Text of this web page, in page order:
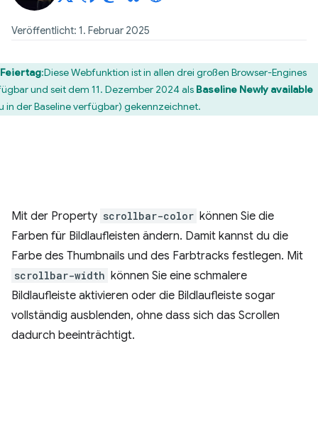
Veröffentlicht: 1. Februar 2025
Feiertag:Diese Webfunktion ist in allen drei großen Browser-Engines
und seit dem 11. Dezember 2024 als Baseline Newly available
in der Baseline verfügbar) gekennzeichnet.
Mit der Property scrollbar-color können Sie die
Farben für Bildlaufleisten ändern. Damit kannst du die
Farbe des Thumbnails und des Farbtracks festlegen. Mit
scrollbar-width können Sie eine schmalere
Bildlaufleiste aktivieren oder die Bildlaufleiste sogar
vollständig ausblenden, ohne dass sich das Scrollen
dadurch beeinträchtigt.